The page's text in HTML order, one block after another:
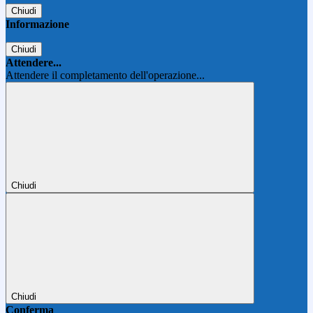
Chiudi
Informazione
Chiudi
Attendere...
Attendere il completamento dell'operazione...
Chiudi
Chiudi
Conferma